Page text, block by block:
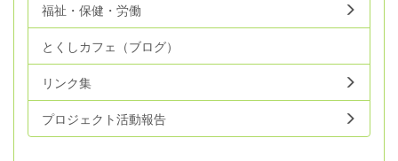
福祉・保健・労働
とくしカフェ（ブログ）
リンク集
プロジェクト活動報告